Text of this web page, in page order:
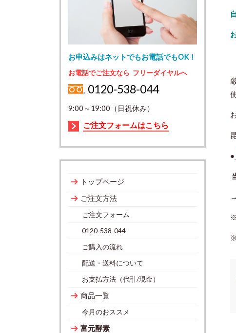
●
※
お申込みはネットでもお電話でもOK！
お電話でご注文なら フリーダイヤルへ
0120-538-044
9:00～19:00（日祝休み）
ご注文フォームはこちら
トップページ
ご注文方法
ご注文フォーム
0120-538-044
ご購入の流れ
配送・送料について
お支払方法（代引/現金）
商品一覧
今月のおススメ
富元酵素